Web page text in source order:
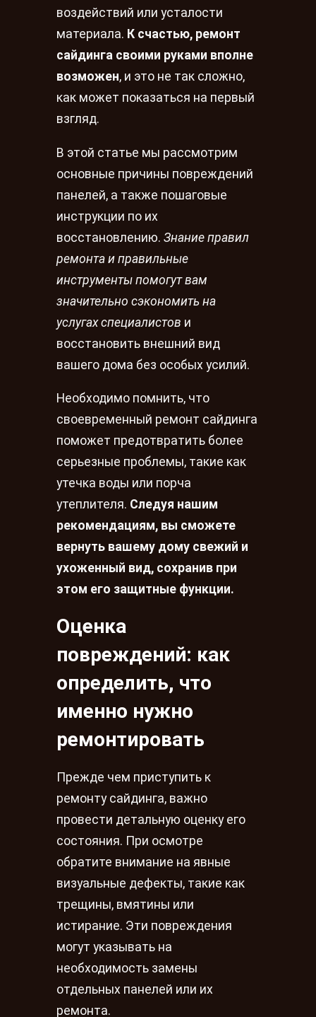
воздействий или усталости
материала. К счастью, ремонт
сайдинга своими руками вполне
возможен, и это не так сложно,
как может показаться на первый
взгляд.
В этой статье мы рассмотрим
основные причины повреждений
панелей, а также пошаговые
инструкции по их
восстановлению. Знание правил
ремонта и правильные
инструменты помогут вам
значительно сэкономить на
услугах специалистов и
восстановить внешний вид
вашего дома без особых усилий.
Необходимо помнить, что
своевременный ремонт сайдинга
поможет предотвратить более
серьезные проблемы, такие как
утечка воды или порча
утеплителя. Следуя нашим
рекомендациям, вы сможете
вернуть вашему дому свежий и
ухоженный вид, сохранив при
этом его защитные функции.
Оценка
повреждений: как
определить, что
именно нужно
ремонтировать
Прежде чем приступить к
ремонту сайдинга, важно
провести детальную оценку его
состояния. При осмотре
обратите внимание на явные
визуальные дефекты, такие как
трещины, вмятины или
истирание. Эти повреждения
могут указывать на
необходимость замены
отдельных панелей или их
ремонта.